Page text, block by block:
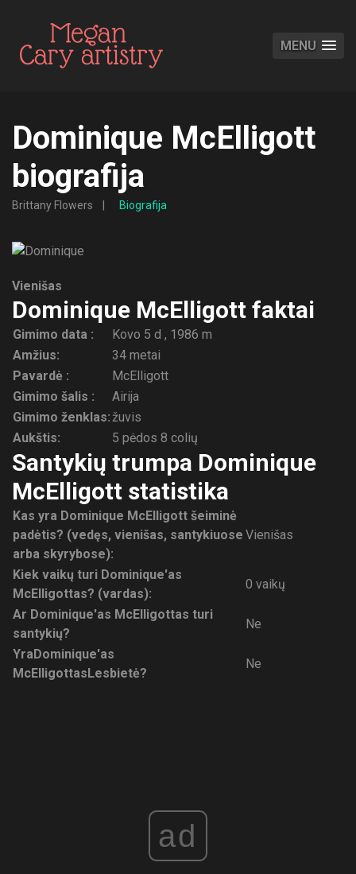
MENU
Dominique McElligott
biografija
Brittany Flowers Biografija
Vienišas
Dominique McElligott faktai
Gimimo data :
Kovo 5 d , 1986 m
Amžius:
34 metai
Pavardė :
McElligott
Gimimo šalis :
Airija
Gimimo ženklas:žuvis
Aukštis:
5 pėdos 8 colių
Santykių trumpa Dominique
McElligott statistika
Kas yra Dominique McElligott šeiminė
padėtis? (vedęs, vienišas, santykiuose
arba skyrybose):
Vienišas
Kiek vaikų turi Dominique'as
McElligottas? (vardas):
0 vaikų
Ar Dominique'as McElligottas turi
santykių?
Ne
YraDominique'as
McElligottasLesbietė?
Ne
ad